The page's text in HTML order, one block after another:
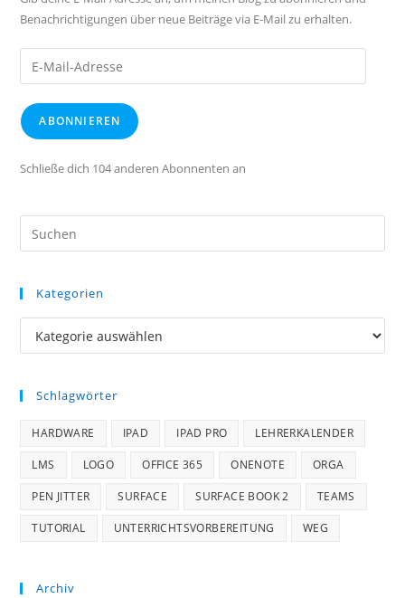
Benachrichtigungen über neue Beiträge via E-Mail zu erhalten.
Mail-
Adresse
ABONNIEREN
Schließe dich 104 anderen Abonnenten an
Kategorien
Kategorien
Schlagwörter
HARDWARE IPAD IPAD PRO LEHRERKALENDER
LMS LOGO OFFICE 365 ONENOTE ORGA
PEN JITTER SURFACE SURFACE BOOK 2 TEAMS
TUTORIAL UNTERRICHTSVORBEREITUNG WEG
Archiv